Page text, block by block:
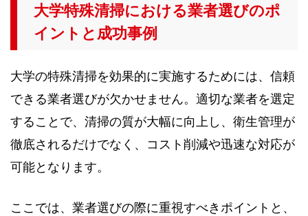
大学特殊清掃における業者選びのポ
イントと成功事例
大学の特殊清掃を効果的に実施するためには、信頼
できる業者選びが欠かせません。適切な業者を選定
することで、清掃の質が大幅に向上し、衛生管理が
徹底されるだけでなく、コスト削減や迅速な対応が
可能となります。
ここでは、業者選びの際に重視すべきポイントと、